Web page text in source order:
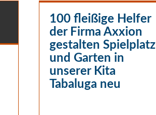
100 fleißige Helfer
der Firma Axxion
gestalten Spielplatz
und Garten in
unserer Kita
Tabaluga neu